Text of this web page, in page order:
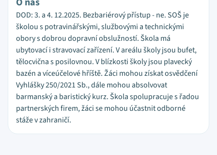
DOD: 3. a 4. 12.2025. Bezbariérový přístup - ne. SOŠ je
školou s potravinářskými, službovými a technickými
obory s dobrou dopravní obslužností. Škola má
ubytovací i stravovací zařízení. V areálu školy jsou bufet,
tělocvična s posilovnou. V blízkosti školy jsou plavecký
bazén a víceúčelové hříště. Žáci mohou získat osvědčení
Vyhlášky 250/2021 Sb., dále mohou absolvovat
barmanský a baristický kurz. Škola spolupracuje s řadou
partnerských firem, žáci se mohou účastnit odborné
stáže v zahraničí.